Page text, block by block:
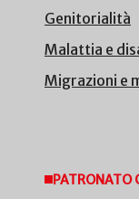
Genitorialità
Malattia e
Migrazioni e
PATRONATO